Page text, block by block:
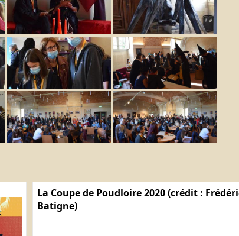
La Coupe de Poudloire 2020 (crédit :
Batigne)